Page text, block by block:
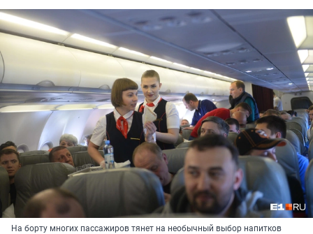
На борту многих пассажиров тянет на необычный выбор напитков